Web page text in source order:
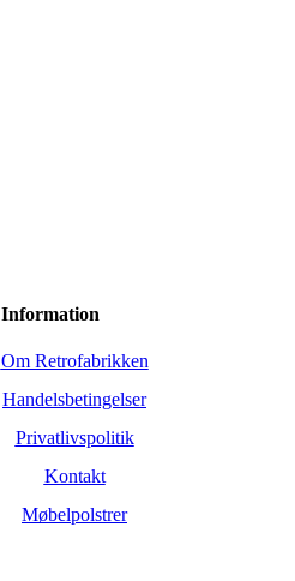
Information
Om Retrofabrikken
Handelsbetingelser
Privatlivspolitik
Kontakt
Møbelpolstrer